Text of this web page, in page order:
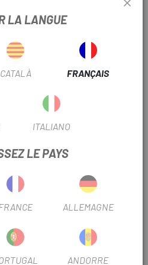
LA LANGUE
CATALÀ FRANÇAIS
ITALIANO
LE PAYS
ALLEMAGNE
ANDORRE